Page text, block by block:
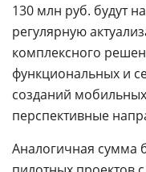
130 млн руб. будут
регулярную
комплексного
функциональных и
созданий
перспективные
Аналогичная сумма